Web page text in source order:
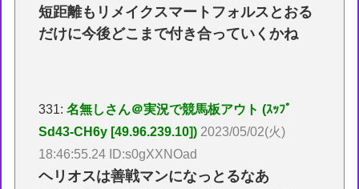
短距離もリメイクスマートフォルスとおる
だけに今後どこまで付き合っていくかね
331:名無しさん＠実況で競馬板アウト (ｽｯﾌﾟ
Sd43-CH6y [49.96.239.10]) 2023/05/02(火)
18:46:55.24 ID:s0gXXNOad
ヘリオスは善戦マンになっとるなあ